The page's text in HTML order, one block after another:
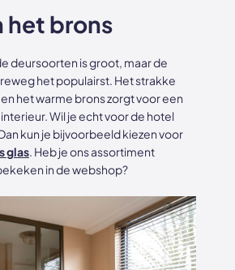
het brons
deursoorten is groot, maar de
het populairst. Het strakke
het warme brons zorgt voor een
Wil je echt voor de hotel
kun je bijvoorbeeld kiezen voor
glas. Heb je ons assortiment
in de webshop?